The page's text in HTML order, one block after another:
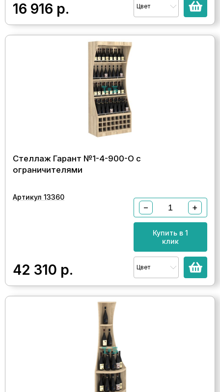
16 916 р. Цвет
Стеллаж Гарант №1-4-900-О с
ограничителями
Артикул 13360
42 310 р.
− +
Купить в 1
клик
Цвет